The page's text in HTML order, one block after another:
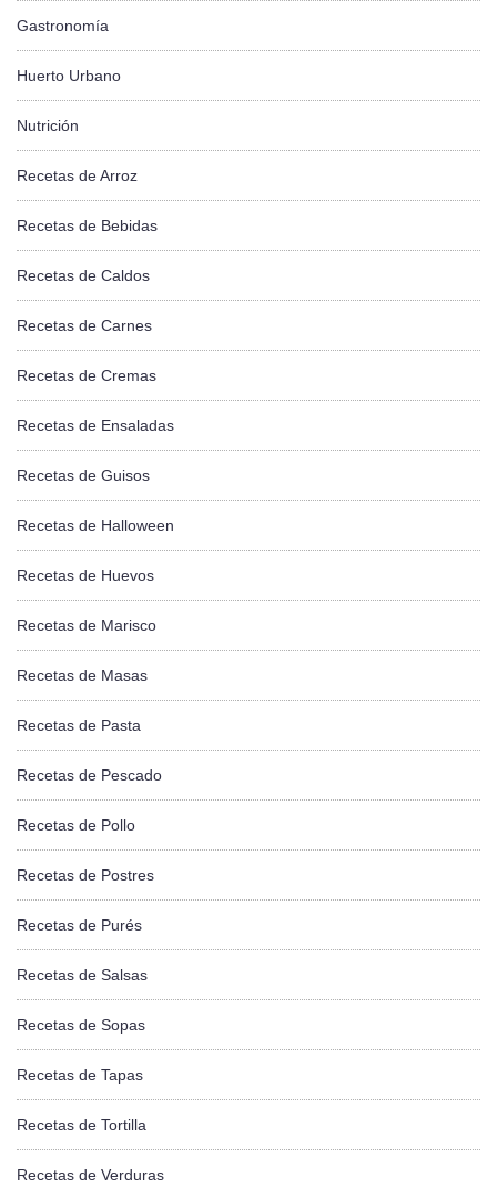
Gastronomía
Huerto Urbano
Nutrición
Recetas de Arroz
Recetas de Bebidas
Recetas de Caldos
Recetas de Carnes
Recetas de Cremas
Recetas de Ensaladas
Recetas de Guisos
Recetas de Halloween
Recetas de Huevos
Recetas de Marisco
Recetas de Masas
Recetas de Pasta
Recetas de Pescado
Recetas de Pollo
Recetas de Postres
Recetas de Purés
Recetas de Salsas
Recetas de Sopas
Recetas de Tapas
Recetas de Tortilla
Recetas de Verduras